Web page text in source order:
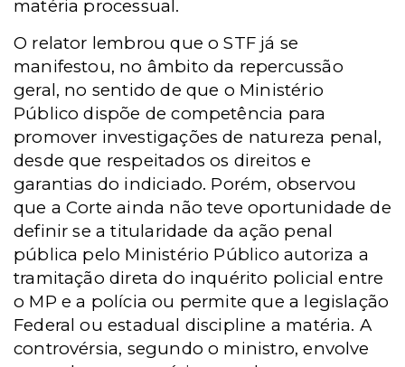
matéria processual.
O relator lembrou que o STF já se
manifestou, no âmbito da repercussão
geral, no sentido de que o Ministério
Público dispõe de competência para
promover investigações de natureza penal,
desde que respeitados os direitos e
garantias do indiciado. Porém, observou
que a Corte ainda não teve oportunidade de
definir se a titularidade da ação penal
pública pelo Ministério Público autoriza a
tramitação direta do inquérito policial entre
o MP e a polícia ou permite que a legislação
Federal ou estadual discipline a matéria. A
controvérsia, segundo o ministro, envolve